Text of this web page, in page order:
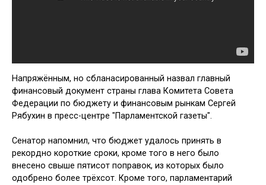
Напряжённым, но сбланасированный назвал главный
финансовый документ страны глава Комитета Совета
Федерации по бюджету и финансовым рынкам Сергей
Рябухин в пресс-центре "Парламентской газеты".
Сенатор напомнил, что бюджет удалось принять в
рекордно короткие сроки, кроме того в него было
внесено свыше пятисот поправок, из которых было
одобрено более трёхсот. Кроме того, парламентарий